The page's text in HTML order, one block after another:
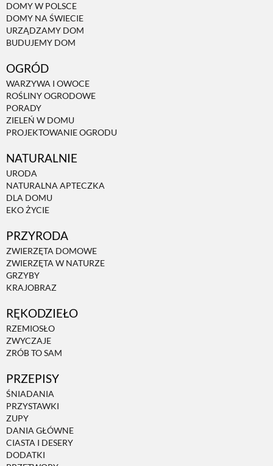
DOMY W POLSCE
DOMY NA ŚWIECIE
URZĄDZAMY DOM
BUDUJEMY DOM
OGRÓD
WARZYWA I OWOCE
ROŚLINY OGRODOWE
PORADY
ZIELEŃ W DOMU
PROJEKTOWANIE OGRODU
NATURALNIE
URODA
NATURALNA APTECZKA
DLA DOMU
EKO ŻYCIE
PRZYRODA
ZWIERZĘTA DOMOWE
ZWIERZĘTA W NATURZE
GRZYBY
KRAJOBRAZ
RĘKODZIEŁO
RZEMIOSŁO
ZWYCZAJE
ZRÓB TO SAM
PRZEPISY
ŚNIADANIA
PRZYSTAWKI
ZUPY
DANIA GŁÓWNE
CIASTA I DESERY
DODATKI